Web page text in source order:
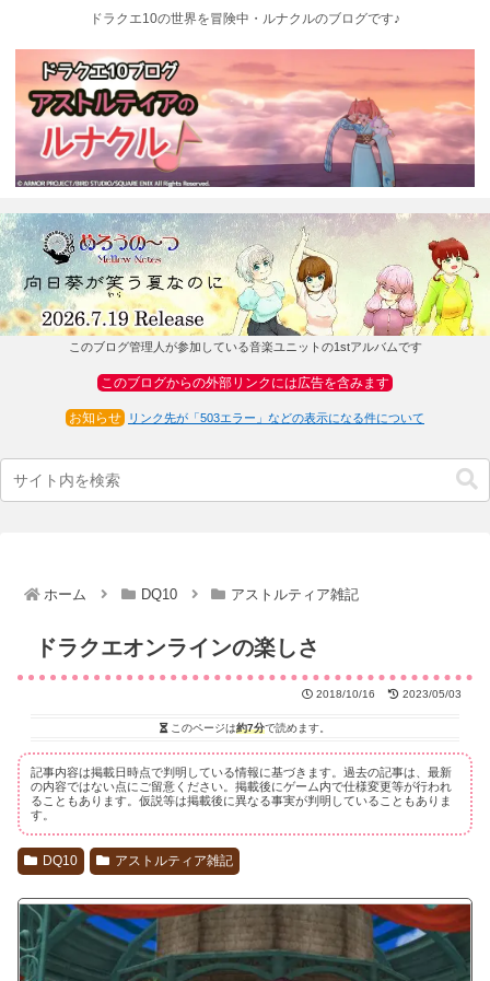
ドラクエ10の世界を冒険中・ルナクルのブログです♪
このブログ管理人が参加している音楽ユニットの1stアルバムです
このブログからの外部リンクには広告を含みます
お知らせ リンク先が「503エラー」などの表示になる件について
ホーム DQ10 アストルティア雑記
ドラクエオンラインの楽しさ
2018/10/16 2023/05/03
このページは約7分で読めます。
記事内容は掲載日時点で判明している情報に基づきます。過去の記事は、最新
の内容ではない点にご留意ください。掲載後にゲーム内で仕様変更等が行われ
ることもあります。仮説等は掲載後に異なる事実が判明していることもありま
す。
DQ10 アストルティア雑記